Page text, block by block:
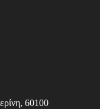
60100